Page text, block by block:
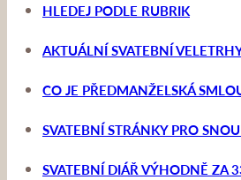
HLEDEJ PODLE RUBRIK
AKTUÁLNÍ SVATEBNÍ
CO JE PŘEDMANŽELSKÁ
SVATEBNÍ STRÁNKY PRO
SVATEBNÍ DIÁŘ VÝHODNĚ ZA